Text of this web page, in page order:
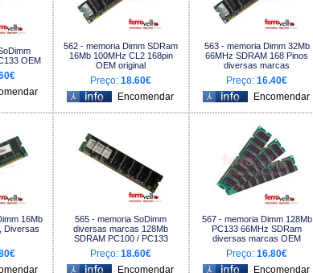
OEM
562 - memoria Dimm SDRam
16Mb 100MHz CL2 168pin
OEM original
Preço: 18.60€
563 - memoria Dimm 32Mb
66MHz SDRAM 168 Pinos
diversas marcas
Preço: 16.40€
16Mb
Diversas
565 - memoria SoDimm
diversas marcas 128Mb
SDRAM PC100 / PC133
Preço: 18.60€
567 - memoria Dimm 128Mb
PC133 66MHz SDRam
diversas marcas OEM
Preço: 16.80€